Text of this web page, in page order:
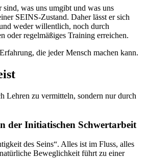
was uns umgibt und was uns
SEINS-Zustand. Daher lässt er sich
weder willentlich, noch durch
oder regelmäßiges Training erreichen.
die jeder Mensch machen kann.
Lehren zu vermitteln, sondern nur durch
der Initiatischen Schwertarbeit
des Seins“. Alles ist im Fluss, alles
Beweglichkeit führt zu einer